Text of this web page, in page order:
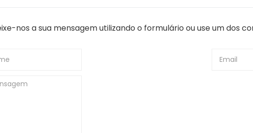
nos a sua mensagem utilizando o formulário ou use um dos